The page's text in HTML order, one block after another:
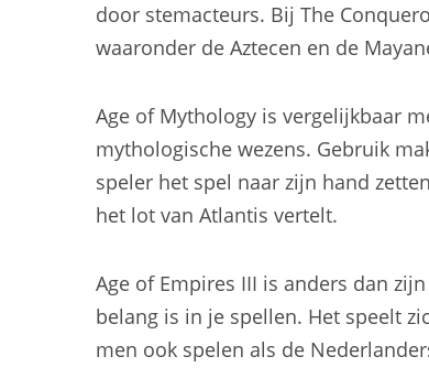
door stemacteurs. Bij The
waaronder de Aztecen en de
Age of Mythology is vergelijkbaar
mythologische wezens. Gebruik
speler het spel naar zijn hand
het lot van Atlantis vertelt.
Age of Empires III is anders dan
belang is in je spellen. Het speelt
men ook spelen als de